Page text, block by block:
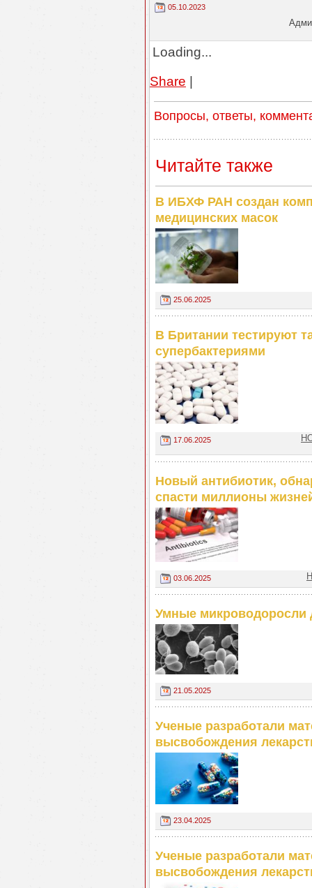
05.10.2023
Loading...
Share |
Вопросы, ответы,
Читайте также
В ИБХФ РАН создан
медицинских масок
25.06.2025
В Британии тестируют
супербактериями
17.06.2025
Новый антибиотик,
спасти миллионы
03.06.2025
Умные микроводоросли
21.05.2025
Ученые разработали
высвобождения
23.04.2025
Ученые разработали
высвобождения